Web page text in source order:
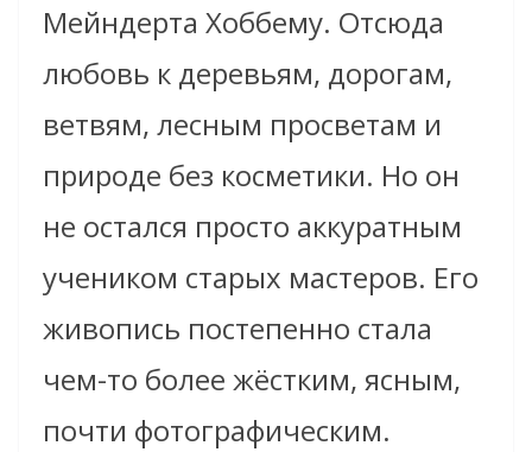
Мейндерта Хоббему. Отсюда
любовь к деревьям, дорогам,
ветвям, лесным просветам и
природе без косметики. Но он
не остался просто аккуратным
учеником старых мастеров. Его
живопись постепенно стала
чем-то более жёстким, ясным,
почти фотографическим.